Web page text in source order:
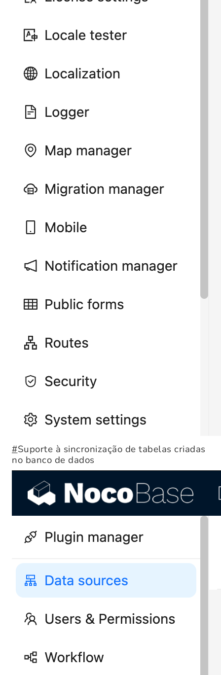
#Suporte à sincronização de tabelas criadas
no banco de dados